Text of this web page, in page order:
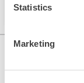
Statistics
Marketing